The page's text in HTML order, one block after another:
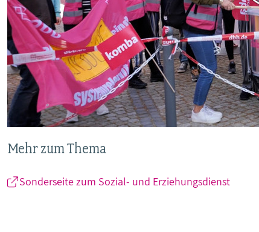
Mehr zum Thema
Sonderseite zum Sozial- und Erziehungsdienst